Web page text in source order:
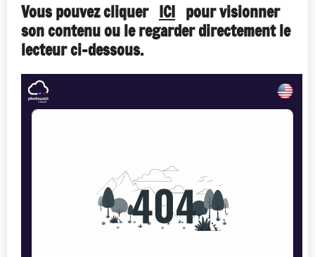
Vous pouvez cliquer ICI pour visionner
son contenu ou le regarder directement le
lecteur ci-dessous.